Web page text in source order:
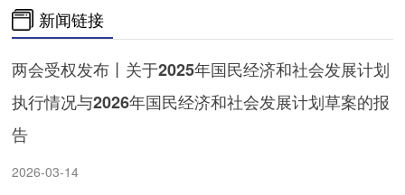
新闻链接
两会受权发布丨关于2025年国民经济和社会发展计划
执行情况与2026年国民经济和社会发展计划草案的报
告
2026-03-14